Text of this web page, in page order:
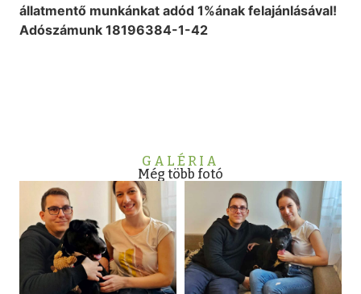
állatmentő munkánkat adód 1%ának felajánlásával!
Adószámunk 18196384-1-42
GALÉRIA
Még több fotó